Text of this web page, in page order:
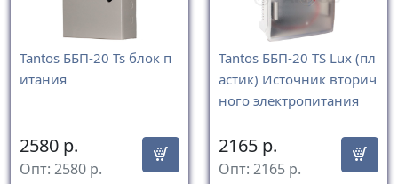
Tantos ББП-20 Ts блок п
итания
2580 р.
Опт: 2580 р.
Tantos ББП-20 TS Lux (пл
астик) Источник вторич
ного электропитания
2165 р.
Опт: 2165 р.